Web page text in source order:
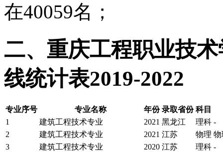
在40059名；
二、重庆工程职业技
线统计表2019-2022
专业序号 专业名称 年份 录取省份 科目
1
建筑工程技术专业 2021 黑龙江 理科 -
2
建筑工程技术专业 2021 江苏 物理 物
3
建筑工程技术专业 2020 江苏 理科 -